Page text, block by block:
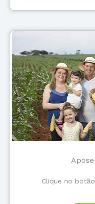
Clique no